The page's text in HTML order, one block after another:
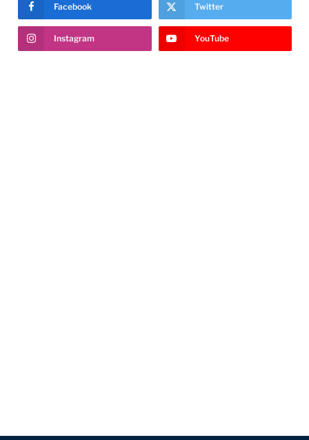
Facebook Twitter
Instagram YouTube